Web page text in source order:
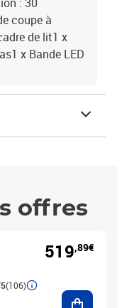
coupe à
de lit1 x
x Bande LED
offres
(106)
519,89€